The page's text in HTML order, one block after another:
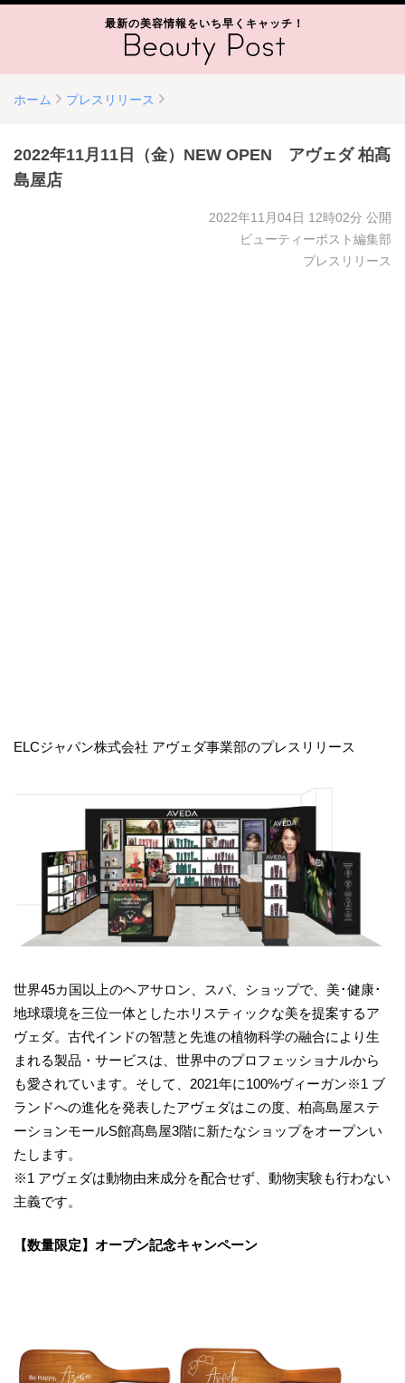
最新の美容情報をいち早くキャッチ！
ホーム プレスリリース
2022年11月11日（金）NEW OPEN アヴェダ 柏髙
島屋店
2022年11月04日 12時02分 公開
ビューティーポスト編集部
プレスリリース
ELCジャパン株式会社 アヴェダ事業部のプレスリリース
世界45カ国以上のヘアサロン、スパ、ショップで、美･健康･
地球環境を三位一体としたホリスティックな美を提案するア
ヴェダ。古代インドの智慧と先進の植物科学の融合により生
まれる製品・サービスは、世界中のプロフェッショナルから
も愛されています。そして、2021年に100%ヴィーガン※1 ブ
ランドへの進化を発表したアヴェダはこの度、柏高島屋ステ
ーションモールS館髙島屋3階に新たなショップをオープンい
たします。
※1 アヴェダは動物由来成分を配合せず、動物実験も行わない
主義です。
【数量限定】オープン記念キャンペーン